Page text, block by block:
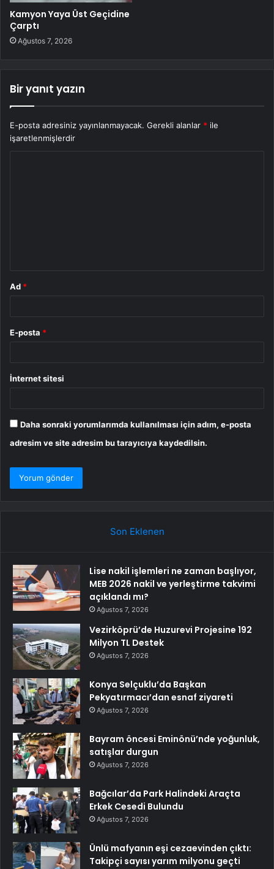
Kamyon Yaya Üst Geçidine
Çarptı
Ağustos 7, 2026
Bir yanıt yazın
E-posta adresiniz yayınlanmayacak. Gerekli alanlar * ile
işaretlenmişlerdir
Ad *
E-posta *
İnternet sitesi
Daha sonraki yorumlarımda kullanılması için adım, e-posta
adresim ve site adresim bu tarayıcıya kaydedilsin.
Son Eklenen
Lise nakil işlemleri ne zaman başlıyor,
MEB 2026 nakil ve yerleştirme takvimi
açıklandı mı?
Ağustos 7, 2026
Vezirköprü’de Huzurevi Projesine 192
Milyon TL Destek
Ağustos 7, 2026
Konya Selçuklu’da Başkan
Pekyatırmacı’dan esnaf ziyareti
Ağustos 7, 2026
Bayram öncesi Eminönü’nde yoğunluk,
satışlar durgun
Ağustos 7, 2026
Bağcılar’da Park Halindeki Araçta
Erkek Cesedi Bulundu
Ağustos 7, 2026
Ünlü mafyanın eşi cezaevinden çıktı:
Takipçi sayısı yarım milyonu geçti